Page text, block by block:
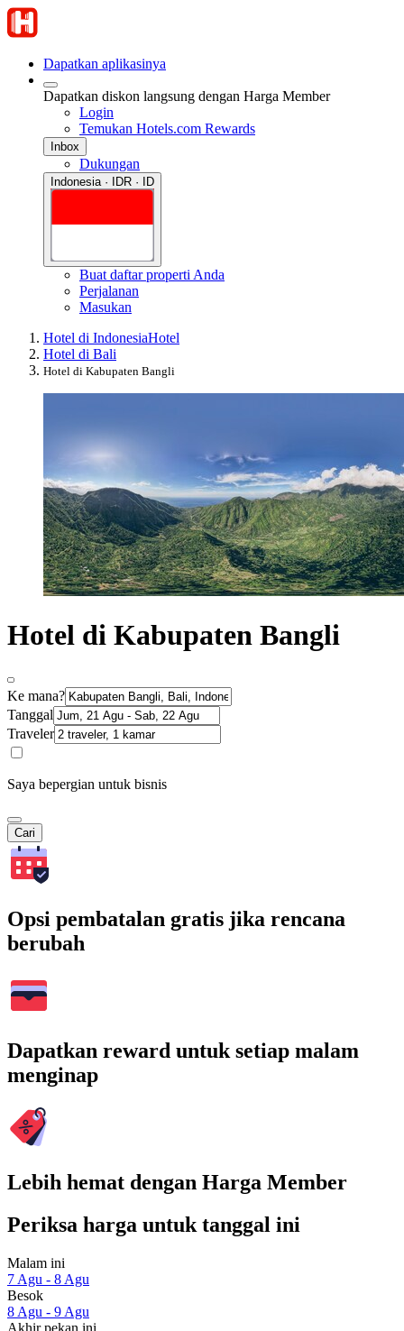
Dapatkan aplikasinya
Dapatkan diskon langsung dengan Harga Member
Login
Temukan Hotels.com Rewards
Inbox
Dukungan
Indonesia · IDR · ID
Buat daftar properti Anda
Perjalanan
Masukan
Hotel di IndonesiaHotel
Hotel di Bali
Hotel di Kabupaten Bangli
Hotel di Kabupaten Bangli
Ke mana?
Tanggal
Traveler
Saya bepergian untuk bisnis
Cari
Opsi pembatalan gratis jika rencana
berubah
Dapatkan reward untuk setiap malam
menginap
Lebih hemat dengan Harga Member
Periksa harga untuk tanggal ini
Malam ini
7 Agu - 8 Agu
Besok
8 Agu - 9 Agu
Akhir pekan ini